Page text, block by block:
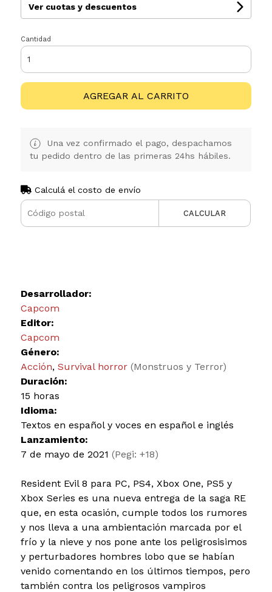
Ver cuotas y descuentos
Cantidad
AGREGAR AL CARRITO
Una vez confirmado el pago, despachamos
tu pedido dentro de las primeras 24hs hábiles.
Calculá el costo de envío
CALCULAR
Desarrollador:
Capcom
Editor:
Capcom
Género:
Acción, Survival horror (Monstruos y Terror)
Duración:
15 horas
Idioma:
Textos en español y voces en español e inglés
Lanzamiento:
7 de mayo de 2021 (Pegi: +18)
Resident Evil 8 para PC, PS4, Xbox One, PS5 y
Xbox Series es una nueva entrega de la saga RE
que, en esta ocasión, cumple todos los rumores
y nos lleva a una ambientación marcada por el
frío y la nieve y nos pone ante los peligrosisimos
y perturbadores hombres lobo que se habían
venido comentando en los últimos tiempos, pero
también contra los peligrosos vampiros